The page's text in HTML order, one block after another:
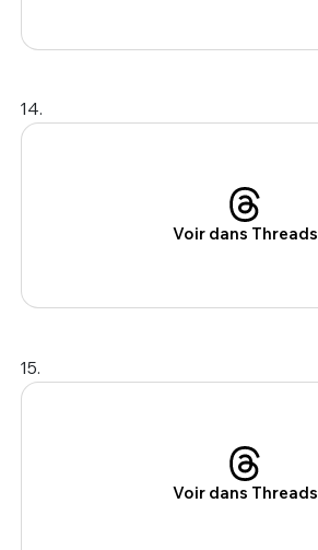
14.
Voir dans Threads
15.
Voir dans Threads